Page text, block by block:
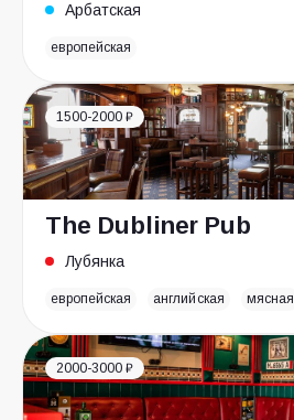
Арбатская
европейская
1500-2000 ₽
The Dubliner Pub
Лубянка
европейская английская мясная
2000-3000 ₽